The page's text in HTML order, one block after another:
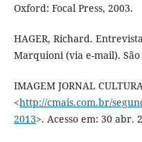
Oxford: Focal Press, 2003.
HAGER, Richard.
Marquioni (via e-mail).
IMAGEM JORNAL
<http://cmais.com.br/
2013>. Acesso em: 30 abr.